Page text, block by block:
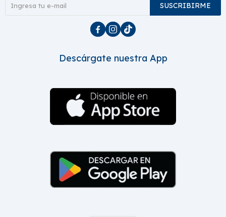
SUSCRIBIRME
  
Descárgate nuestra App